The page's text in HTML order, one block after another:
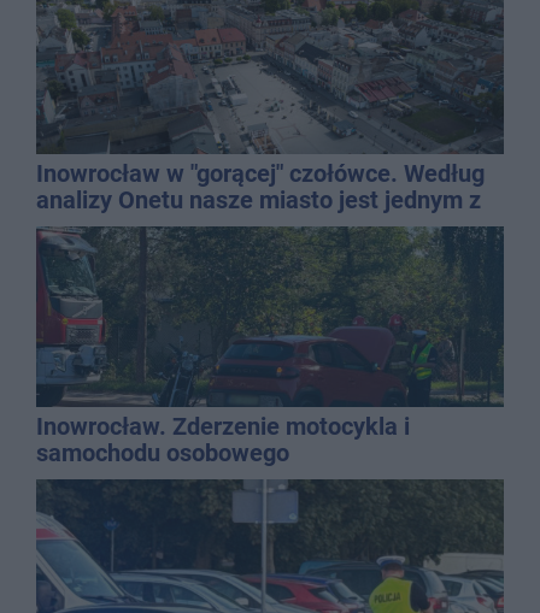
Inowrocław w "gorącej" czołówce. Według
analizy Onetu nasze miasto jest jednym z
najbardziej narażonych na upały
Inowrocław. Zderzenie motocykla i
samochodu osobowego